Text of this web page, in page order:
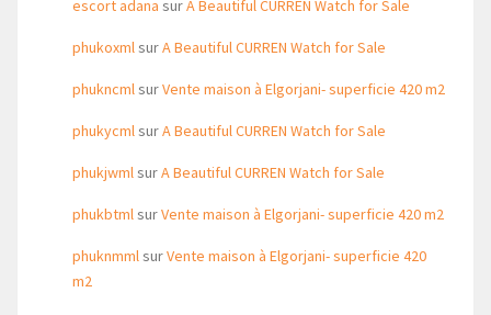
escort adana surA Beautiful CURREN Watch for Sale
phukoxmlsurA Beautiful CURREN Watch for Sale
phukncmlsurVente maison à Elgorjani- superficie 420 m2
phukycmlsurA Beautiful CURREN Watch for Sale
phukjwmlsurA Beautiful CURREN Watch for Sale
phukbtmlsurVente maison à Elgorjani- superficie 420 m2
phuknmmlsurVente maison à Elgorjani- superficie 420
m2